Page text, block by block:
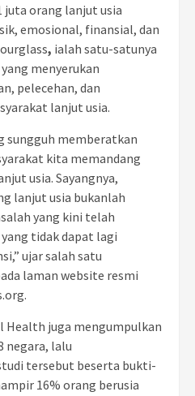
juta orang lanjut usia
emosional, finansial, dan
, ialah satu-satunya
menyerukan
pelecehan, dan
lanjut usia.
sungguh memberatkan
kita memandang
usia. Sayangnya,
lanjut usia bukanlah
yang kini telah
tidak dapat lagi
ujar salah satu
laman website resmi
Health juga mengumpulkan
negara, lalu
tersebut beserta bukti-
16% orang berusia